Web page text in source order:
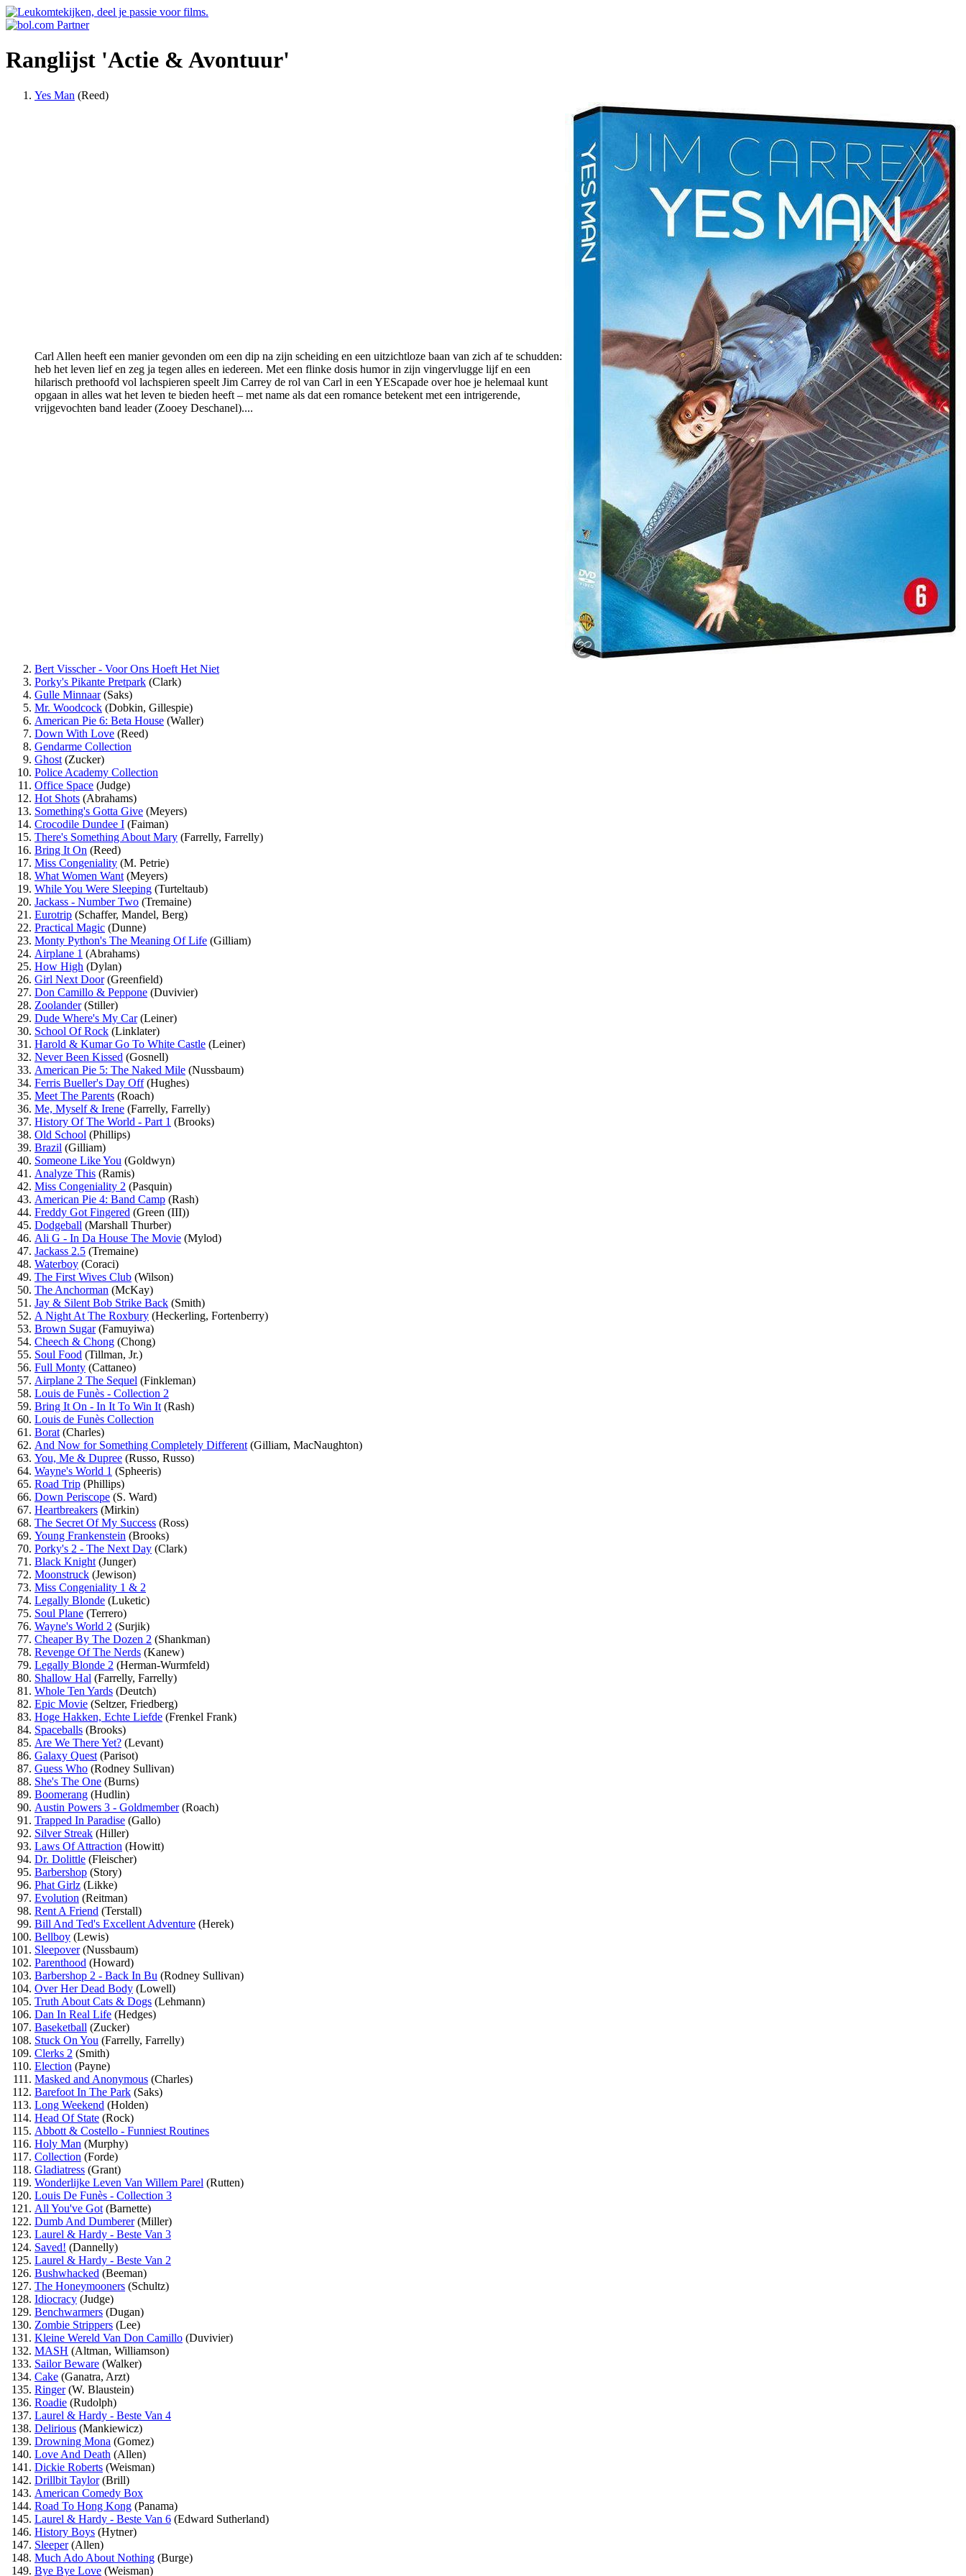
Ranglijst 'Actie & Avontuur'
Yes Man (Reed)
Carl Allen heeft een manier gevonden om een dip na zijn scheiding en een uitzichtloze baan van zich af te schudden:
heb het leven lief en zeg ja tegen alles en iedereen. Met een flinke dosis humor in zijn vingervlugge lijf en een
hilarisch prethoofd vol lachspieren speelt Jim Carrey de rol van Carl in een YEScapade over hoe je helemaal kunt
opgaan in alles wat het leven te bieden heeft – met name als dat een romance betekent met een intrigerende,
vrijgevochten band leader (Zooey Deschanel)....
Bert Visscher - Voor Ons Hoeft Het Niet
Porky's Pikante Pretpark (Clark)
Gulle Minnaar(Saks)
Mr. Woodcock (Dobkin, Gillespie)
American Pie 6: Beta House (Waller)
Down With Love (Reed)
Gendarme Collection
Ghost (Zucker)
Police Academy Collection
Office Space (Judge)
Hot Shots (Abrahams)
Something's Gotta Give (Meyers)
Crocodile Dundee I (Faiman)
There's Something About Mary (Farrelly, Farrelly)
Bring It On (Reed)
Miss Congeniality (M. Petrie)
What Women Want (Meyers)
While You Were Sleeping (Turteltaub)
Jackass - Number Two (Tremaine)
Eurotrip (Schaffer, Mandel, Berg)
Practical Magic (Dunne)
Monty Python's The Meaning Of Life (Gilliam)
Airplane 1 (Abrahams)
How High (Dylan)
Girl Next Door(Greenfield)
Don Camillo & Peppone (Duvivier)
Zoolander(Stiller)
Dude Where's My Car(Leiner)
School Of Rock (Linklater)
Harold & Kumar Go To White Castle (Leiner)
Never Been Kissed (Gosnell)
American Pie 5: The Naked Mile (Nussbaum)
Ferris Bueller's Day Off(Hughes)
Meet The Parents (Roach)
Me, Myself & Irene (Farrelly, Farrelly)
History Of The World - Part 1 (Brooks)
Old School (Phillips)
Brazil (Gilliam)
Someone Like You (Goldwyn)
Analyze This (Ramis)
Miss Congeniality 2 (Pasquin)
American Pie 4: Band Camp (Rash)
Freddy Got Fingered (Green (III))
Dodgeball (Marshall Thurber)
Ali G - In Da House The Movie (Mylod)
Jackass 2.5 (Tremaine)
Waterboy (Coraci)
The First Wives Club (Wilson)
The Anchorman (McKay)
Jay & Silent Bob Strike Back (Smith)
A Night At The Roxbury (Heckerling, Fortenberry)
Brown Sugar(Famuyiwa)
Cheech & Chong (Chong)
Soul Food (Tillman, Jr.)
Full Monty (Cattaneo)
Airplane 2 The Sequel (Finkleman)
Louis de Funès - Collection 2
Bring It On - In It To Win It (Rash)
Louis de Funès Collection
Borat (Charles)
And Now for Something Completely Different (Gilliam, MacNaughton)
You, Me & Dupree (Russo, Russo)
Wayne's World 1 (Spheeris)
Road Trip (Phillips)
Down Periscope (S. Ward)
Heartbreakers (Mirkin)
The Secret Of My Success (Ross)
Young Frankenstein (Brooks)
Porky's 2 - The Next Day (Clark)
Black Knight (Junger)
Moonstruck (Jewison)
Miss Congeniality 1 & 2
Legally Blonde (Luketic)
Soul Plane (Terrero)
Wayne's World 2 (Surjik)
Cheaper By The Dozen 2 (Shankman)
Revenge Of The Nerds (Kanew)
Legally Blonde 2 (Herman-Wurmfeld)
Shallow Hal (Farrelly, Farrelly)
Whole Ten Yards (Deutch)
Epic Movie (Seltzer, Friedberg)
Hoge Hakken, Echte Liefde (Frenkel Frank)
Spaceballs (Brooks)
Are We There Yet? (Levant)
Galaxy Quest (Parisot)
Guess Who (Rodney Sullivan)
She's The One (Burns)
Boomerang (Hudlin)
Austin Powers 3 - Goldmember(Roach)
Trapped In Paradise (Gallo)
Silver Streak (Hiller)
Laws Of Attraction (Howitt)
Dr. Dolittle (Fleischer)
Barbershop (Story)
Phat Girlz (Likke)
Evolution (Reitman)
Rent A Friend (Terstall)
Bill And Ted's Excellent Adventure (Herek)
Bellboy (Lewis)
Sleepover(Nussbaum)
Parenthood (Howard)
Barbershop 2 - Back In Bu (Rodney Sullivan)
Over Her Dead Body (Lowell)
Truth About Cats & Dogs (Lehmann)
Dan In Real Life (Hedges)
Baseketball (Zucker)
Stuck On You (Farrelly, Farrelly)
Clerks 2 (Smith)
Election (Payne)
Masked and Anonymous (Charles)
Barefoot In The Park (Saks)
Long Weekend (Holden)
Head Of State (Rock)
Abbott & Costello - Funniest Routines
Holy Man (Murphy)
Collection (Forde)
Gladiatress (Grant)
Wonderlijke Leven Van Willem Parel (Rutten)
Louis De Funès - Collection 3
All You've Got (Barnette)
Dumb And Dumberer(Miller)
Laurel & Hardy - Beste Van 3
Saved! (Dannelly)
Laurel & Hardy - Beste Van 2
Bushwhacked (Beeman)
The Honeymooners (Schultz)
Idiocracy (Judge)
Benchwarmers (Dugan)
Zombie Strippers (Lee)
Kleine Wereld Van Don Camillo (Duvivier)
MASH (Altman, Williamson)
Sailor Beware (Walker)
Cake (Ganatra, Arzt)
Ringer(W. Blaustein)
Roadie (Rudolph)
Laurel & Hardy - Beste Van 4
Delirious (Mankiewicz)
Drowning Mona (Gomez)
Love And Death (Allen)
Dickie Roberts (Weisman)
Drillbit Taylor(Brill)
American Comedy Box
Road To Hong Kong (Panama)
Laurel & Hardy - Beste Van 6 (Edward Sutherland)
History Boys (Hytner)
Sleeper(Allen)
Much Ado About Nothing (Burge)
Bye Bye Love (Weisman)